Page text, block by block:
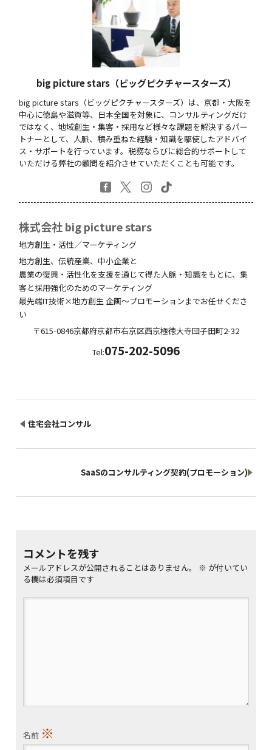
big picture stars（ビッグピクチャースターズ）
big picture stars（ビッグピクチャースターズ）は、京都・大阪を
中心に徳島や滋賀等、日本全国を対象に、コンサルティングだけ
ではなく、地域創生・集客・採用など様々な課題を解決するパー
トナーとして、人脈、積み重ねた経験・知識を駆使したアドバイ
ス・サポートを行っています。税務ならびに総合的サポートして
いただける弊社の顧問を紹介させていただくことも可能です。
株式会社 big picture stars
地方創生・活性／マーケティング
地方創生、伝統産業、中小企業と
農業の復興・活性化を支援を通じて得た人脈・知識をもとに、集
客と採用強化のためのマーケティング
最先端IT技術×地方創生 企画～プロモーションまでお任せくださ
い
〒615-0846京都府京都市右京区西京極徳大寺団子田町2-32
Tel:075-202-5096
住宅会社コンサル
SaaSのコンサルティング契約(プロモーション)
コメントを残す
メールアドレスが公開されることはありません。 ※ が付いてい
る欄は必須項目です
名前 ※